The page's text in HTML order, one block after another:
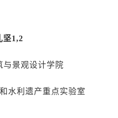
坚1,2
与景观设计学院
水利遗产重点实验室